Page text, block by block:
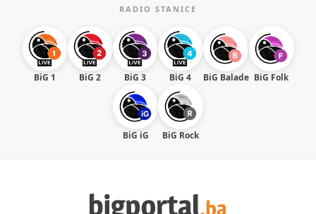
RADIO STANICE
BiG 1 BiG 2 BiG 3 BiG 4 BiG Balade BiG Folk
BiG iG BiG Rock